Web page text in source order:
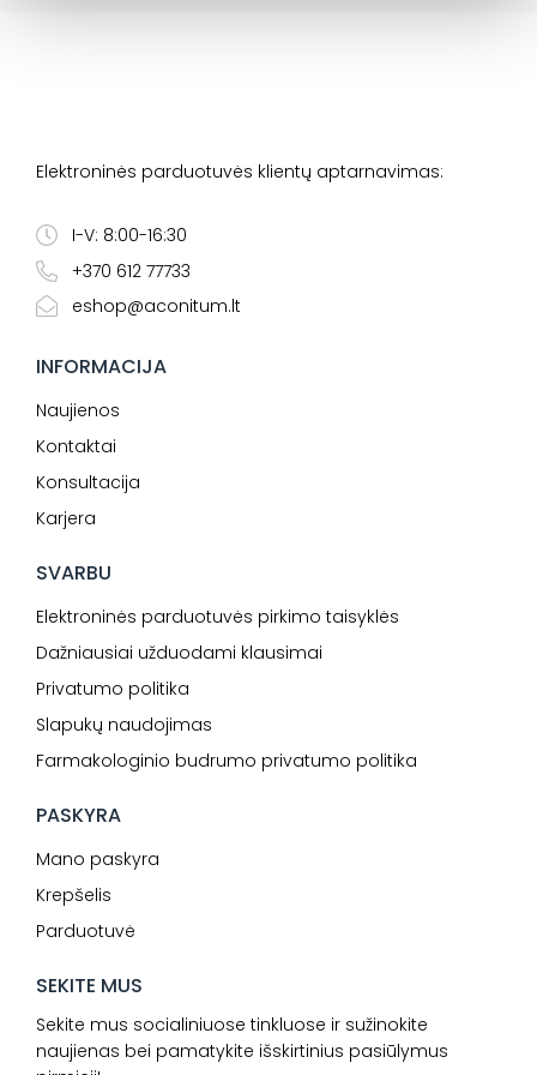
Elektroninės parduotuvės klientų aptarnavimas:
I-V: 8:00-16:30
+370 612 77733
eshop@aconitum.lt
INFORMACIJA
Naujienos
Kontaktai
Konsultacija
Karjera
SVARBU
Elektroninės parduotuvės pirkimo taisyklės
Dažniausiai užduodami klausimai
Privatumo politika
Slapukų naudojimas
Farmakologinio budrumo privatumo politika
PASKYRA
Mano paskyra
Krepšelis
Parduotuvė
SEKITE MUS
Sekite mus socialiniuose tinkluose ir sužinokite
naujienas bei pamatykite išskirtinius pasiūlymus